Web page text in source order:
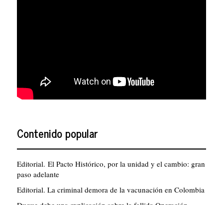
Contenido popular
Editorial. El Pacto Histórico, por la unidad y el cambio: gran
paso adelante
Editorial. La criminal demora de la vacunación en Colombia